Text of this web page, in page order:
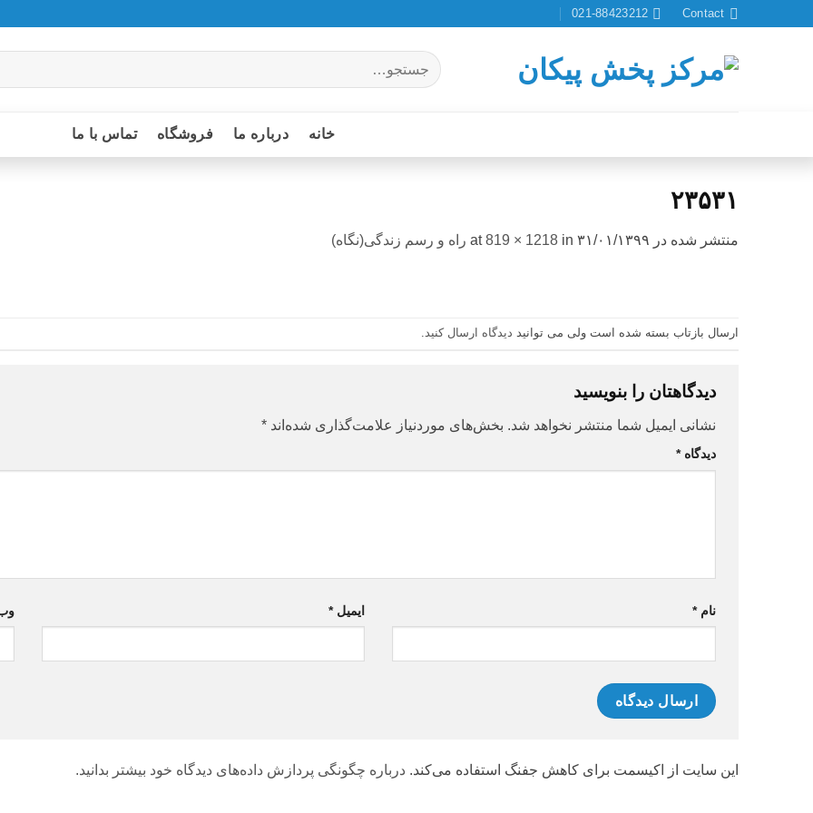
Contact
021-88423212
جستجو
برای:
خانه درباره ما فروشگاه تماس با ما
۲۳۵۳۱
منتشر شده در ۳۱/۰۱/۱۳۹۹ 819 × 1218 in راه و رسم زندگی(نگاه)
ارسال بازتاب بسته شده است ولی می توانید دیدگاه ارسال کنید
دیدگاهتان را بنویسید
نشانی ایمیل شما منتشر نخواهد شد. بخش‌های موردنیاز علامت‌گذاری شده‌اند *
دیدگاه*
نام* ایمیل*
این سایت از اکیسمت برای کاهش جفنگ استفاده می‌کند. درباره چگونگی پردازش داده‌های دیدگاه خود بیشتر بدانید.